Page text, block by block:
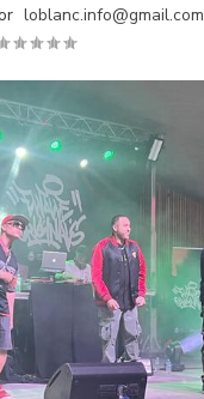
loblanc.info@gmail.com